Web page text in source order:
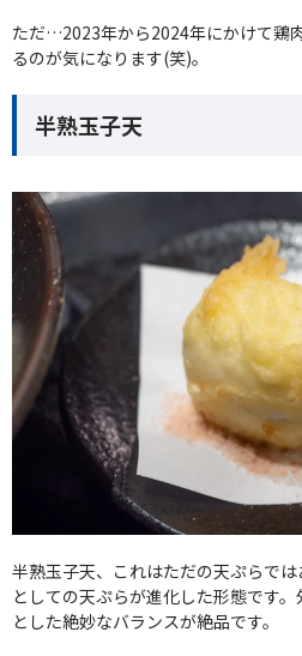
ただ…2023年から2024年にかけて鶏
るのが気になります(笑)。
半熟玉子天
半熟玉子天、これはただの天ぷらで
としての天ぷらが進化した形態です
とした絶妙なバランスが絶品です。